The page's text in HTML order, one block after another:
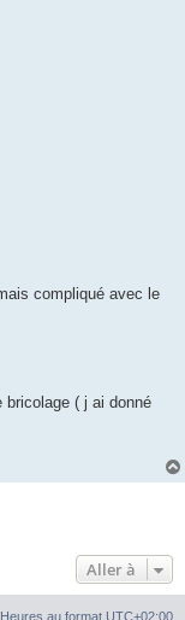
compliqué avec le
( j ai donné
Aller à
Heures au format UTC+02:00